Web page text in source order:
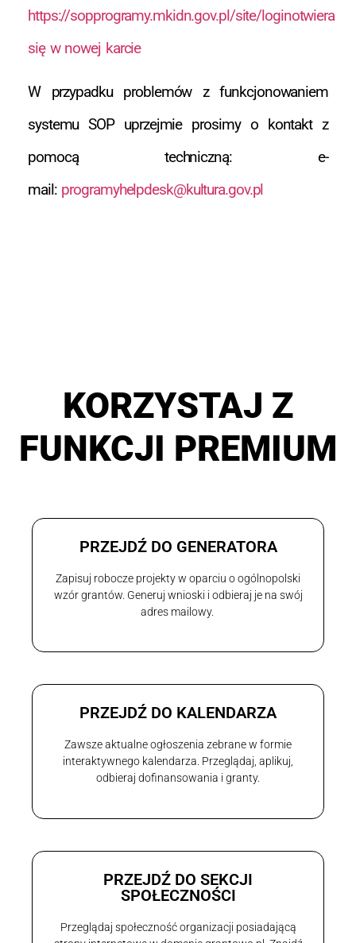
https://sopprogramy.mkidn.gov.pl/site/loginotwiera
się w nowej karcie
W przypadku problemów z funkcjonowaniem
systemu SOP uprzejmie prosimy o kontakt z
pomocą techniczną: e-
mail: programyhelpdesk@kultura.gov.pl
KORZYSTAJ Z
FUNKCJI PREMIUM
PRZEJDŹ DO GENERATORA
Zapisuj robocze projekty w oparciu o ogólnopolski
wzór grantów. Generuj wnioski i odbieraj je na swój
adres mailowy.
PRZEJDŹ DO KALENDARZA
Zawsze aktualne ogłoszenia zebrane w formie
interaktywnego kalendarza. Przeglądaj, aplikuj,
odbieraj dofinansowania i granty.
PRZEJDŹ DO SEKCJI
SPOŁECZNOŚCI
Przeglądaj społeczność organizacji posiadającą